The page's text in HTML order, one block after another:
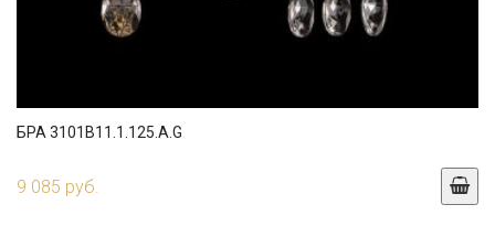
БРА 3101B11.1.125.A.G
9 085 руб.